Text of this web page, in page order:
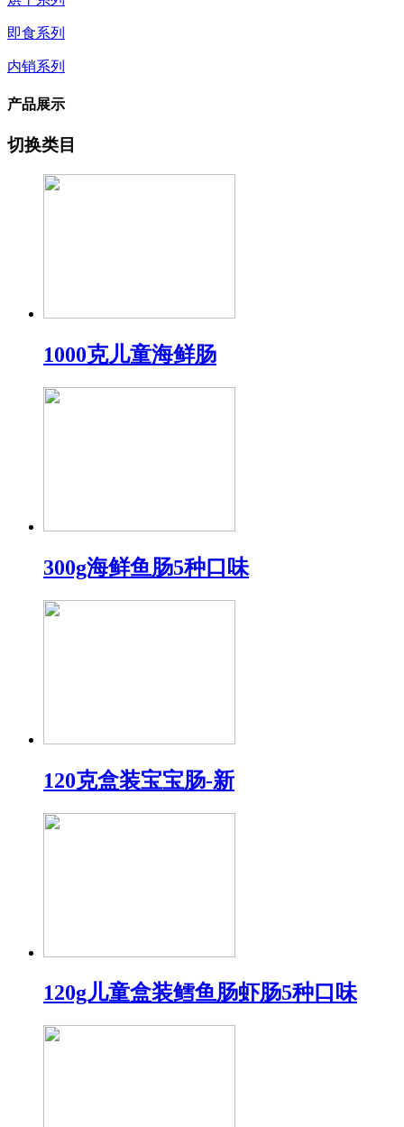
即食系列
内销系列
产品展示
切换类目
1000克儿童海鲜肠
300g海鲜鱼肠5种口味
120克盒装宝宝肠-新
120g儿童盒装鳕鱼肠虾肠5种口味